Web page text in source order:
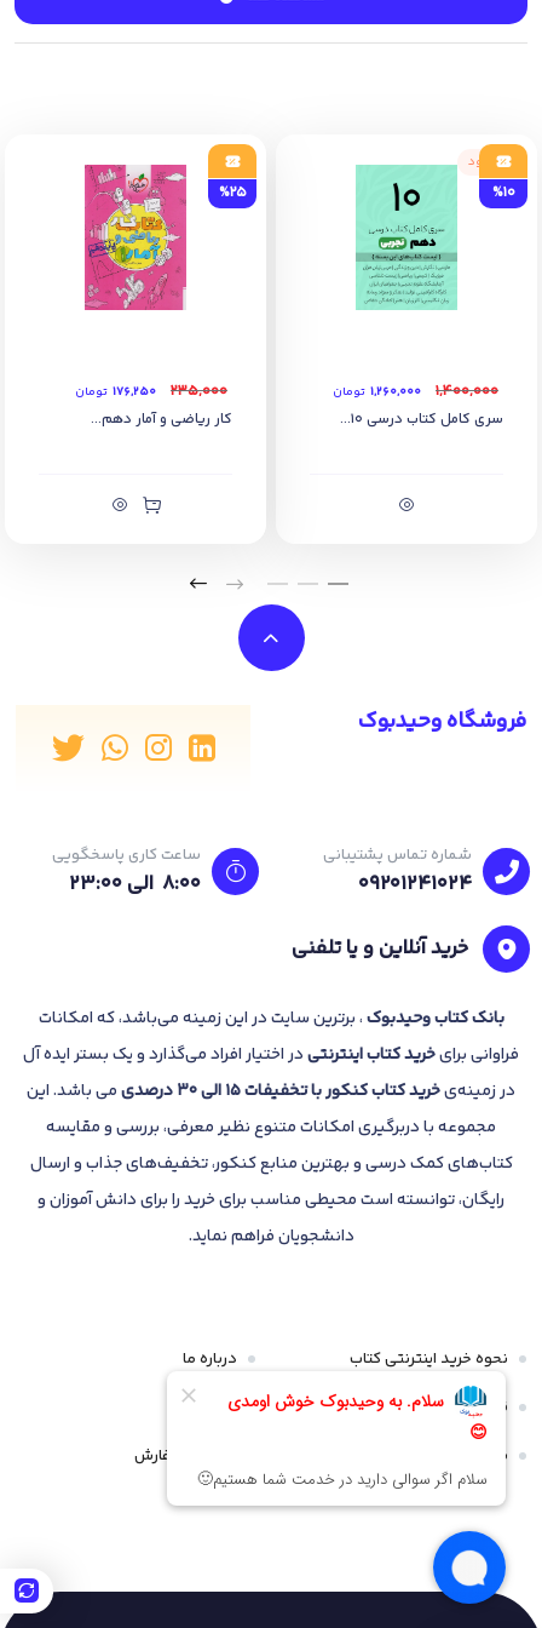
کنکور (1493 تست)
ناموجود
%10
۱,۴۰۰,۰۰۰ ۱,۲۶۰,۰۰۰ تومان
سری کامل کتاب درسی 10...
%25
۲۳۵,۰۰۰ ۱۷۶,۲۵۰ تومان
کار ریاضی و آمار دهم...
فروشگاه وحیدبوک
شماره تماس پشتیبانی
09201241024
ساعت کاری پاسخگویی
8:00 الی 23:۰۰
خرید آنلاین و یا تلفنی
بانککتاب وحیدبوک، برترین سایت در این زمینه می‌باشد، که امکانات
فراوانی برایخرید کتاباینترنتیدر اختیار افراد می‌گذارد و یک بستر ایده آل
در زمینه‌یخرید کتاب کنکور با تخفیفات 15 الی 30 درصدی
می باشد. این
مجموعه با دربرگیری امکانات متنوع نظیر معرفی، بررسی و مقایسه
کتاب‌های کمک درسی و بهترین منابع کنکور، تخفیف‌های جذاب و ارسال
رایگان، توانسته است محیطی مناسب برای خرید را برای دانش آموزان و
دانشجویان فراهم نماید.
نحوه خرید اینترنتی کتاب
قوانین و مقررات
سیاست مرجوعی و عودت
درباره ما
تماس با ما
پیگیری سفارش